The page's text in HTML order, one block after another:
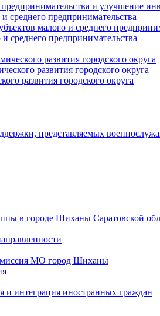
и улучшение
среднего предпринимательства
малого и среднего
среднего предпринимательства
развития городского округа
развития городского округа
развития городского округа
представляемых
в городе Шиханы Саратовской
МО город Шиханы
и интеграция иностранных граждан